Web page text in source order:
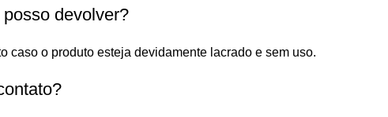
devolver?
caso o produto esteja devidamente lacrado e sem uso.